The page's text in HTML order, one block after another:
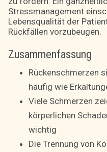
Stressmanagement
Lebensqualität der
Rückfällen vorzubeugen.
Zusammenfassung
Rückenschmerzen
häufig wie
Viele Schmerzen
körperlichen
wichtig
Die Trennung von